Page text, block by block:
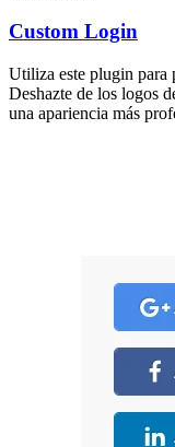
Custom Login
Utiliza este plugin para
Deshazte de los logos
una apariencia más